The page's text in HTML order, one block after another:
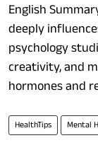
English
deeply
psychology
creativity, and
hormones and
HealthTips Mental